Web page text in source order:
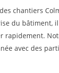
chantiers
du bâtiment,
rapidement.
avec des